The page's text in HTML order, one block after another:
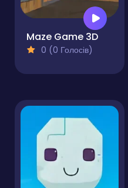
Maze Game 3D
0 (0 Голосів)